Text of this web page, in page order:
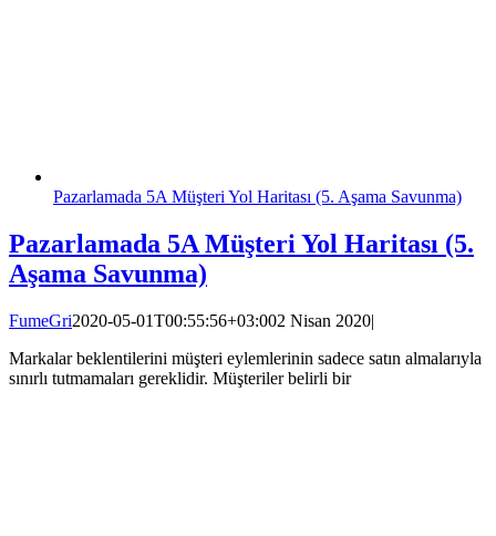
Pazarlamada 5A Müşteri Yol Haritası (5. Aşama Savunma)
Pazarlamada 5A Müşteri Yol Haritası (5.
Aşama Savunma)
FumeGri2020-05-01T00:55:56+03:002 Nisan 2020|
Markalar beklentilerini müşteri eylemlerinin sadece satın almalarıyla
sınırlı tutmamaları gereklidir. Müşteriler belirli bir